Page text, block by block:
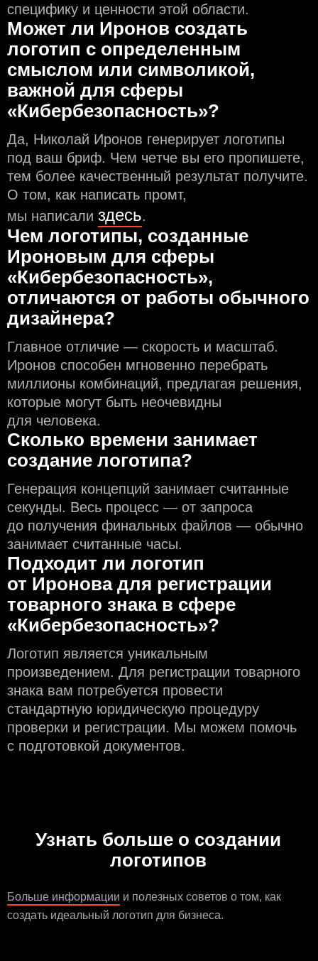
специфику и ценности этой области.
Может ли Иронов создать
логотип с определeнным
смыслом или символикой,
важной для сферы
«Кибербезопасность»?
Да, Николай Иронов генерирует логотипы
под ваш бриф. Чем чeтче вы его пропишете,
тем более качественный результат получите.
О том, как написать промт,
мы написали здесь.
Чем логотипы, созданные
Ироновым для сферы
«Кибербезопасность»,
отличаются от работы обычного
дизайнера?
Главное отличие — скорость и масштаб.
Иронов способен мгновенно перебрать
миллионы комбинаций, предлагая решения,
которые могут быть неочевидны
для человека.
Сколько времени занимает
создание логотипа?
Генерация концепций занимает считанные
секунды. Весь процесс — от запроса
до получения финальных файлов — обычно
занимает считанные часы.
Подходит ли логотип
от Иронова для регистрации
товарного знака в сфере
«Кибербезопасность»?
Логотип является уникальным
произведением. Для регистрации товарного
знака вам потребуется провести
стандартную юридическую процедуру
проверки и регистрации. Мы можем помочь
с подготовкой документов.
Узнать больше о создании
логотипов
Больше информации и полезных советов о том, как
создать идеальный логотип для бизнеса.